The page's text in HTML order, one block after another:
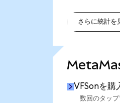
さらに統計を
VFSonを購
数回のタッ